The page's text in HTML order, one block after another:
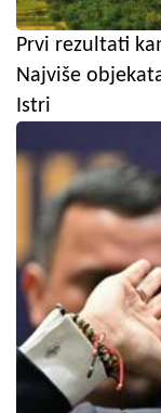
Prvi rezultati
Najviše
Istri